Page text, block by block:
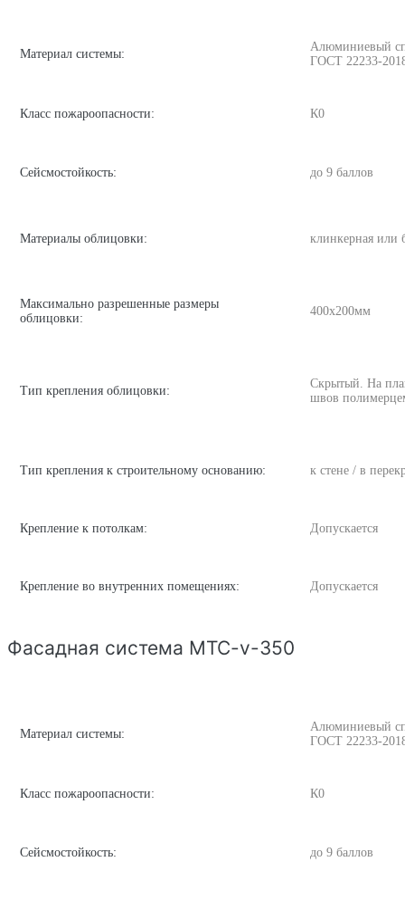
Материал системы:
Алюминиевый
ГОСТ 22233-
Класс пожароопасности: К0
Сейсмостойкость: до 9 баллов
Материалы облицовки: клинкерная или
Максимально разрешенные размеры
облицовки:
400х200мм
Тип крепления облицовки:
Скрытый. На
швов
Тип крепления к строительному основанию: к стене / в
Крепление к потолкам: Допускается
Крепление во внутренних помещениях: Допускается
Фасадная система MTC-v-350
Материал системы:
Алюминиевый
ГОСТ 22233-
Класс пожароопасности: К0
Сейсмостойкость: до 9 баллов